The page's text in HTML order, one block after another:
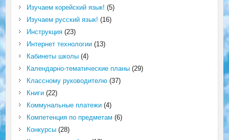
Изучаем корейский язык! (5)
Изучаем русский язык! (16)
Инструкция(23)
Интернет технологии(13)
Кабинеты школы(4)
Календарно-тематические планы(29)
Классному руководителю(37)
Книги(22)
Коммунальные платежи(4)
Компетенция по предметам (6)
Конкурсы(28)